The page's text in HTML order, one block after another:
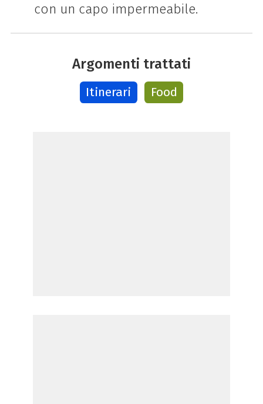
con un capo impermeabile.
Argomenti trattati
Itinerari Food